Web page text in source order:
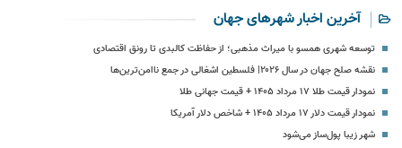
آخرین اخبار شهرهای جهان
توسعه شهری همسو با میراث مذهبی؛ از حفاظت کالبدی تا رونق اقتصادی
نقشه صلح جهان در سال ۲۰۲۶| فلسطین اشغالی در جمع ناامن‌ترین‌ها
نمودار قیمت طلا ۱۷ مرداد ۱۴۰۵ + قیمت جهانی طلا
نمودار قیمت دلار ۱۷ مرداد ۱۴۰۵ + شاخص دلار آمریکا
شهر زیبا پول‌ساز می‌شود